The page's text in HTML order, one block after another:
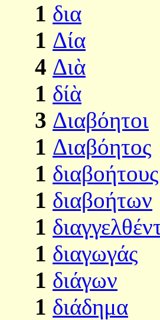
1 δια
1 Δία
4 Διὰ
1 δίὰ
3 Διαβόητοι
1 Διαβόητος
1 διαβοήτους
1 διαβοήτων
1
1 διαγωγάς
1 διάγων
1 διάδημα